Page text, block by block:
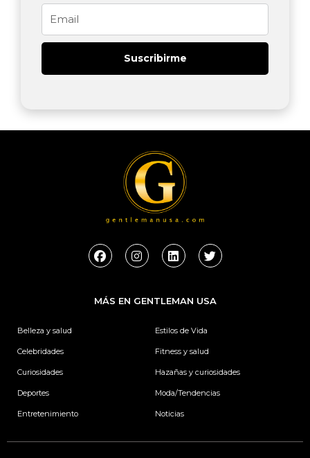
Suscribirme
F
a
b
o
I
n
a
g
L
i
e
d
n
T
w
t
e
MÁS EN GENTLEMAN USA
Belleza y salud
Celebridades
Curiosidades
Deportes
Entretenimiento
Estilos de Vida
Fitness y salud
Hazañas y curiosidades
Moda/Tendencias
Noticias